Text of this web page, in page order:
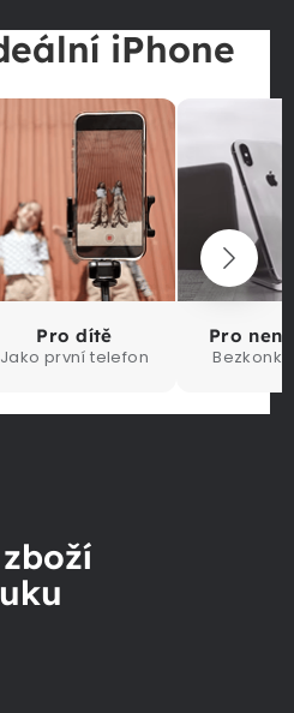
iPhone
Pro dítě
Jako první telefon
Pro